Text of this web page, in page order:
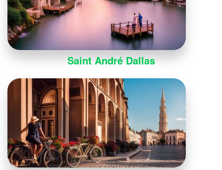
Saint André Dallas